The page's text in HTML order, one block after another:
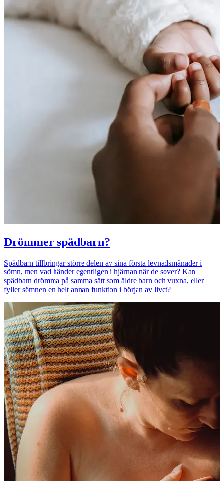
Drömmer spädbarn?
Spädbarn tillbringar större delen av sina första levnadsmånader i
sömn, men vad händer egentligen i hjärnan när de sover? Kan
spädbarn drömma på samma sätt som äldre barn och vuxna, eller
fyller sömnen en helt annan funktion i början av livet?